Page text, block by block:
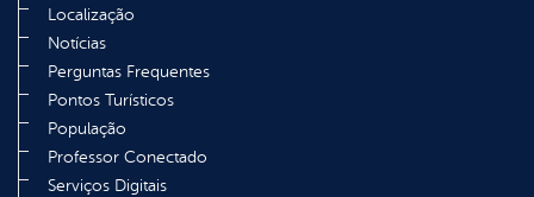
Localização
Notícias
Perguntas Frequentes
Pontos Turísticos
População
Professor Conectado
Serviços Digitais